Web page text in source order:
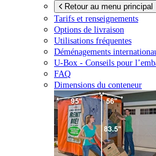
Retour au menu principal
Tarifs et renseignements
Options de livraison
Utilisations fréquentes
Déménagements
U-Box - Conseils pour
FAQ
Dimensions du conteneur